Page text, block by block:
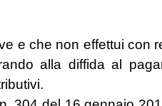
e che non effettui con
alla diffida al